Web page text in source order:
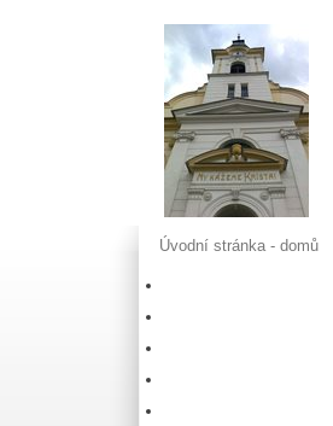
Úvodní stránka - domů